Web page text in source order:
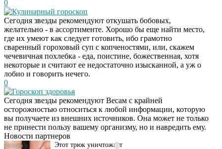
0
Кулинарный гороскоп
Сегодня звезды рекомендуют откушать бобовых,
желательно - в ассортименте. Хорошо бы еще найти место,
где их умеют как следует готовить, ибо грамотно
сваренный гороховый суп с копченостями, или, скажем
чечевичная похлебка - еда, поистине, божественная, хотя
некоторые и считают ее недостаточно изысканной, а уж о
лобио и говорить нечего.
0
Гороскоп здоровья
Сегодня звезды рекомендуют Весам с крайней
осторожностью относиться к любой информации, которую
вы получаете из внешних источников. Она может не только
не принести пользу вашему организму, но и навредить ему.
Новости партнеров
Даже самый
запущенный грибок
исчезнет с корнем,
если перед сном…
i
Этот трюк уничтожает